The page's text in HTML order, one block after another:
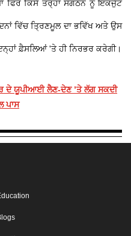
ਫਿਰ ਕਿਸੇ ਤਰ੍ਹਾਂ ਸੰਗਠਨ ਨੂੰ ਇਕਜੁੱਟ
ਵਿੱਚ ਤ੍ਰਿਣਮੂਲ ਦਾ ਭਵਿੱਖ ਅਤੇ ਉਸ
ਫ਼ੈਸਲਿਆਂ 'ਤੇ ਹੀ ਨਿਰਭਰ ਕਰੇਗੀ।
ਦੇ ਯੂਪੀਆਈ ਲੈਣ-ਦੇਣ ’ਤੇ ਲੱਗ ਸਕਦੀ
ਪਾਸ